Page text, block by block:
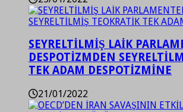
SEYRELTİLMİŞ LAİK
DESPOTİZMDEN
TEK ADAM DESPOTİZMİNE
21/01/2022